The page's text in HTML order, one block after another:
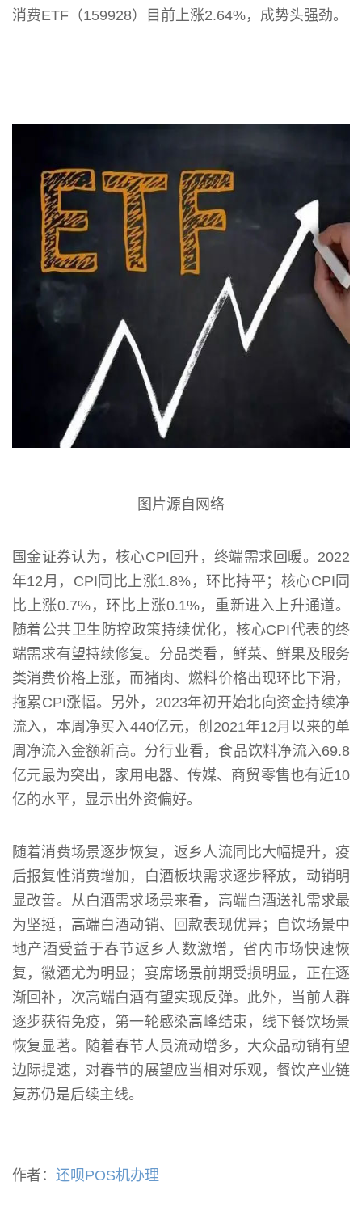
消费ETF（159928）目前上涨2.64%，成势头强劲。
图片源自网络
国金证券认为，核心CPI回升，终端需求回暖。2022
年12月，CPI同比上涨1.8%，环比持平；核心CPI同
比上涨0.7%，环比上涨0.1%，重新进入上升通道。
随着公共卫生防控政策持续优化，核心CPI代表的终
端需求有望持续修复。分品类看，鲜菜、鲜果及服务
类消费价格上涨，而猪肉、燃料价格出现环比下滑，
拖累CPI涨幅。另外，2023年初开始北向资金持续净
流入，本周净买入440亿元，创2021年12月以来的单
周净流入金额新高。分行业看，食品饮料净流入69.8
亿元最为突出，家用电器、传媒、商贸零售也有近10
亿的水平，显示出外资偏好。
随着消费场景逐步恢复，返乡人流同比大幅提升，疫
后报复性消费增加，白酒板块需求逐步释放，动销明
显改善。从白酒需求场景来看，高端白酒送礼需求最
为坚挺，高端白酒动销、回款表现优异；自饮场景中
地产酒受益于春节返乡人数激增，省内市场快速恢
复，徽酒尤为明显；宴席场景前期受损明显，正在逐
渐回补，次高端白酒有望实现反弹。此外，当前人群
逐步获得免疫，第一轮感染高峰结束，线下餐饮场景
恢复显著。随着春节人员流动增多，大众品动销有望
边际提速，对春节的展望应当相对乐观，餐饮产业链
复苏仍是后续主线。
作者： 还呗POS机办理